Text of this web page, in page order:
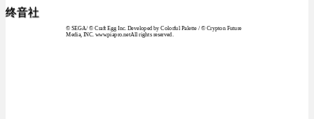
终音社
© SEGA / © Craft Egg Inc. Developed by Colorful Palette / © Crypton Future
Media, INC. www.piapro.netAll rights reserved.